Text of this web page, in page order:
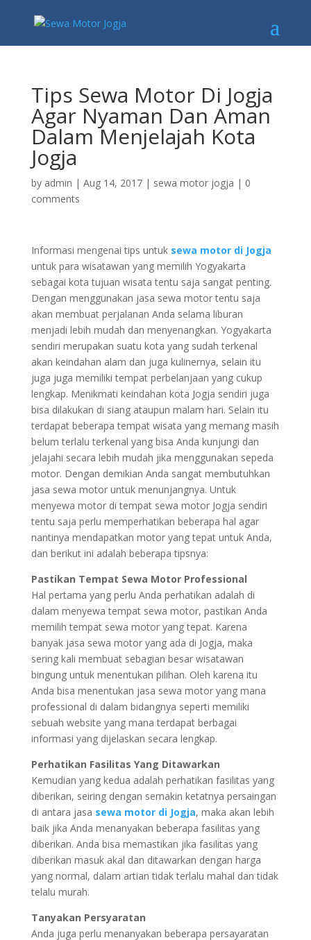
Tips Sewa Motor Di Jogja
Agar Nyaman Dan Aman
Dalam Menjelajah Kota
Jogja
by admin | Aug 14, 2017| sewa motor jogja | 0
comments
Informasi mengenai tips untuk sewa motor di Jogja
untuk para wisatawan yang memilih Yogyakarta
sebagai kota tujuan wisata tentu saja sangat penting.
Dengan menggunakan jasa sewa motor tentu saja
akan membuat perjalanan Anda selama liburan
menjadi lebih mudah dan menyenangkan. Yogyakarta
sendiri merupakan suatu kota yang sudah terkenal
akan keindahan alam dan juga kulinernya, selain itu
juga juga memiliki tempat perbelanjaan yang cukup
lengkap. Menikmati keindahan kota Jogja sendiri juga
bisa dilakukan di siang ataupun malam hari. Selain itu
terdapat beberapa tempat wisata yang memang masih
belum terlalu terkenal yang bisa Anda kunjungi dan
jelajahi secara lebih mudah jika menggunakan sepeda
motor. Dengan demikian Anda sangat membutuhkan
jasa sewa motor untuk menunjangnya. Untuk
menyewa motor di tempat sewa motor Jogja sendiri
tentu saja perlu memperhatikan beberapa hal agar
nantinya mendapatkan motor yang tepat untuk Anda,
dan berikut ini adalah beberapa tipsnya:
Pastikan Tempat Sewa Motor Professional
Hal pertama yang perlu Anda perhatikan adalah di
dalam menyewa tempat sewa motor, pastikan Anda
memilih tempat sewa motor yang tepat. Karena
banyak jasa sewa motor yang ada di Jogja, maka
sering kali membuat sebagian besar wisatawan
bingung untuk menentukan pilihan. Oleh karena itu
Anda bisa menentukan jasa sewa motor yang mana
professional di dalam bidangnya seperti memiliki
sebuah website yang mana terdapat berbagai
informasi yang dijelaskan secara lengkap.
Perhatikan Fasilitas Yang Ditawarkan
Kemudian yang kedua adalah perhatikan fasilitas yang
diberikan, seiring dengan semakin ketatnya persaingan
di antara jasa sewa motor di Jogja, maka akan lebih
baik jika Anda menanyakan beberapa fasilitas yang
diberikan. Anda bisa memastikan jika fasilitas yang
diberikan masuk akal dan ditawarkan dengan harga
yang normal, dalam artian tidak terlalu mahal dan tidak
telalu murah.
Tanyakan Persyaratan
Anda juga perlu menanyakan beberapa persayaratan